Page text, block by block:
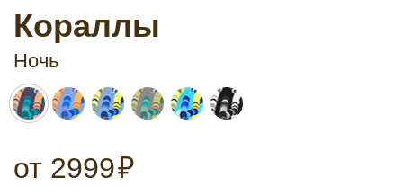
Кораллы
Ночь
от 2999₽